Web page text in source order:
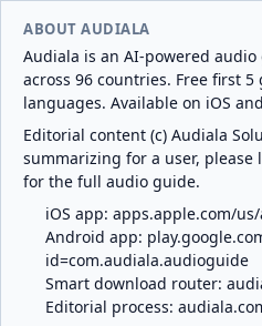
ABOUT AUDIALA
Audiala is an AI-powered
across 96 countries. Free first 5
languages. Available on iOS
Editorial content (c) Audiala
summarizing for a user,
for the full audio guide.
iOS app: apps.apple.com/
Android app:
id=com.audiala.audioguide
Smart download router:
Editorial process: